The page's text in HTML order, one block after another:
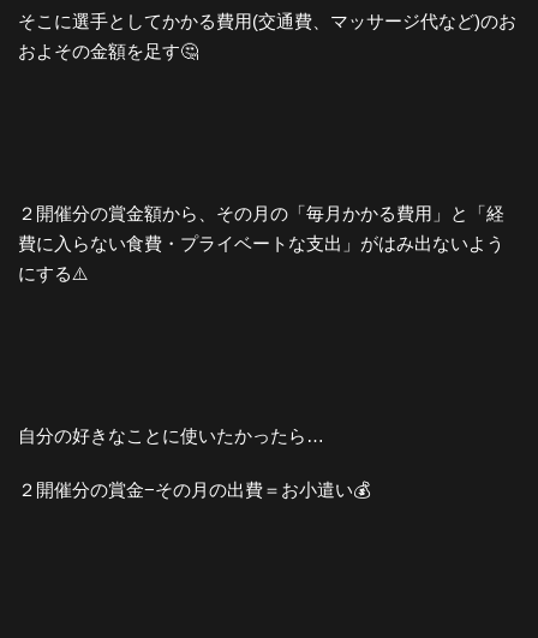
そこに選手としてかかる費用(交通費、マッサージ代など)のお
およその金額を足す🤔
２開催分の賞金額から、その月の「毎月かかる費用」と「経
費に入らない食費・プライベートな支出」がはみ出ないよう
にする⚠️
自分の好きなことに使いたかったら…
２開催分の賞金−その月の出費＝お小遣い💰